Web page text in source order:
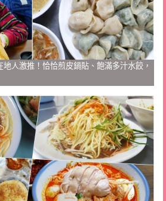
人激推！恰恰煎皮鍋貼、飽滿多汁水餃，